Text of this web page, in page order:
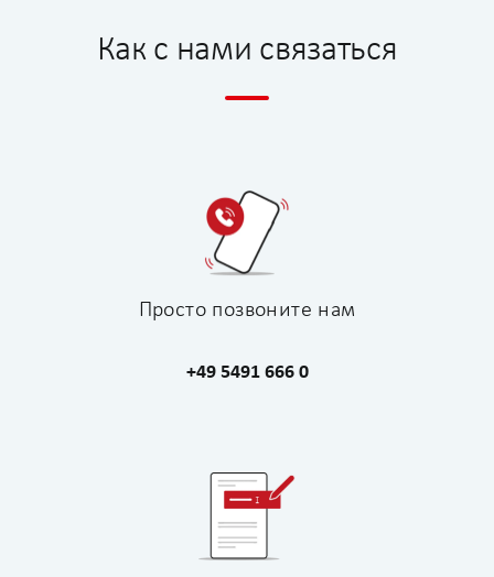
Как с нами связаться
Просто позвоните нам
+49 5491 666 0